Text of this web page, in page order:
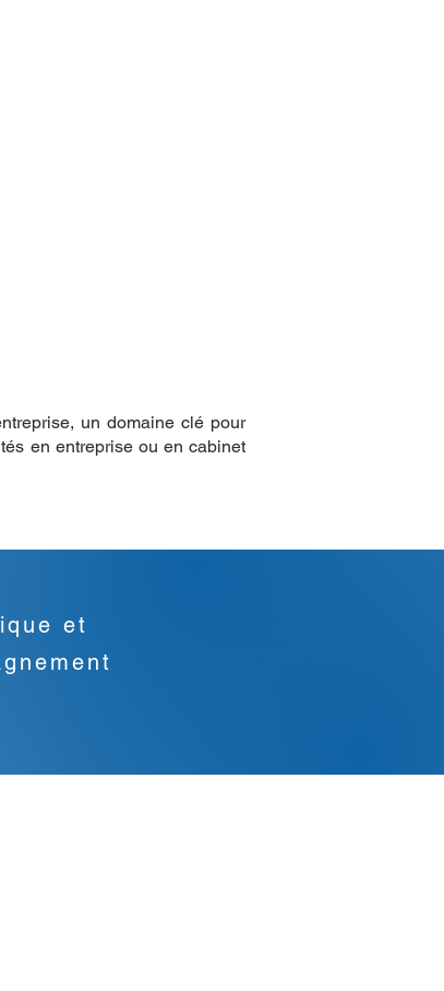
un domaine clé pour
en entreprise ou en cabinet
et